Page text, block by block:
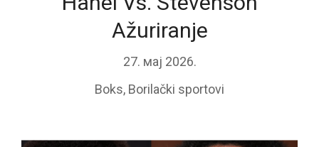
Ažuriranje
27. мај 2026.
Boks, Borilački sportovi